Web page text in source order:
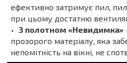
ефективно затримує пил,
при цьому достатню
З полотном «Невидимка»
прозорого матеріалу, яка
непомітність на вікні, не